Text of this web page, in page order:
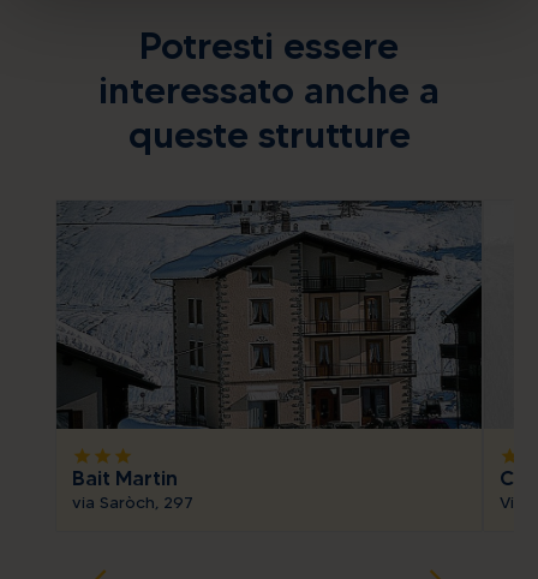
Potresti essere
interessato anche a
queste strutture
starstarstar
Bait Martin
via Saròch, 297
star
Via